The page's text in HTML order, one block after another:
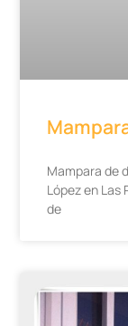
Mampara de
López en Las
de